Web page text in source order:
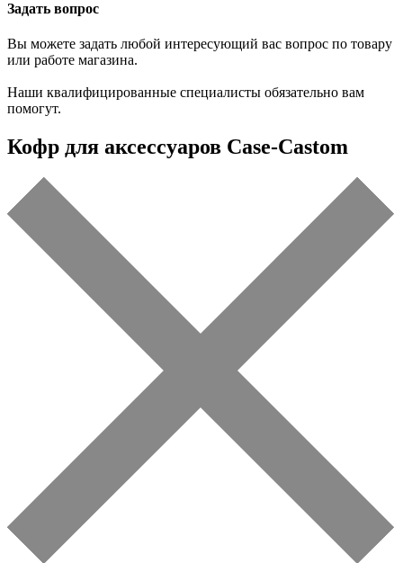
Задать вопрос
Вы можете задать любой интересующий вас вопрос по товару
или работе магазина.
Наши квалифицированные специалисты обязательно вам
помогут.
Кофр для аксессуаров Case-Castom